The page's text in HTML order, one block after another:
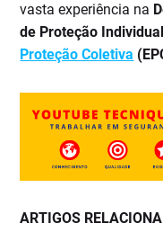
vasta experiência na
de Proteção
Proteção Coletiva
ARTIGOS